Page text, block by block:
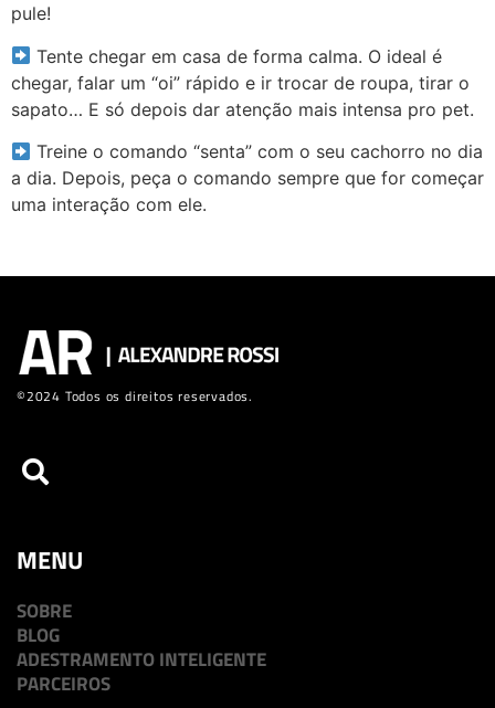
pule!
Tente chegar em casa de forma calma. O ideal é
chegar, falar um “oi” rápido e ir trocar de roupa, tirar o
sapato… E só depois dar atenção mais intensa pro pet.
Treine o comando “senta” com o seu cachorro no dia
a dia. Depois, peça o comando sempre que for começar
uma interação com ele.
©2024 Todos os direitos reservados.
MENU
SOBRE
BLOG
ADESTRAMENTO INTELIGENTE
PARCEIROS